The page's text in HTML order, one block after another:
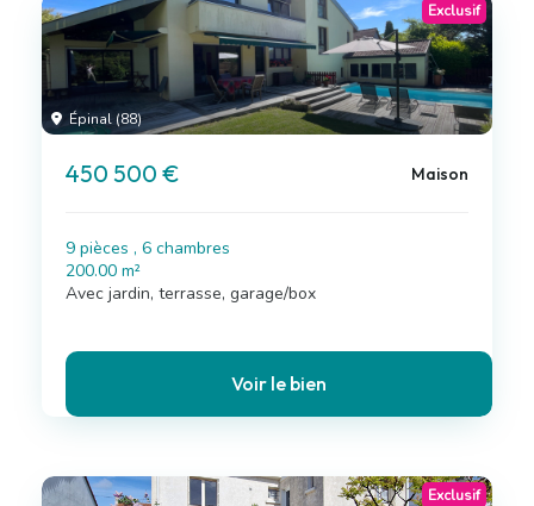
Épinal (88)
Exclusif
450 500 € Maison
9 pièces , 6 chambres
200.00 m²
Avec jardin, terrasse, garage/box
Voir le bien
Exclusif